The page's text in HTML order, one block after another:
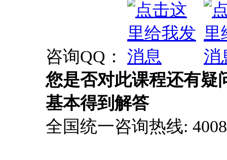
咨询Email ：
课程入门讨论咨询QQ
供大家免费观看）